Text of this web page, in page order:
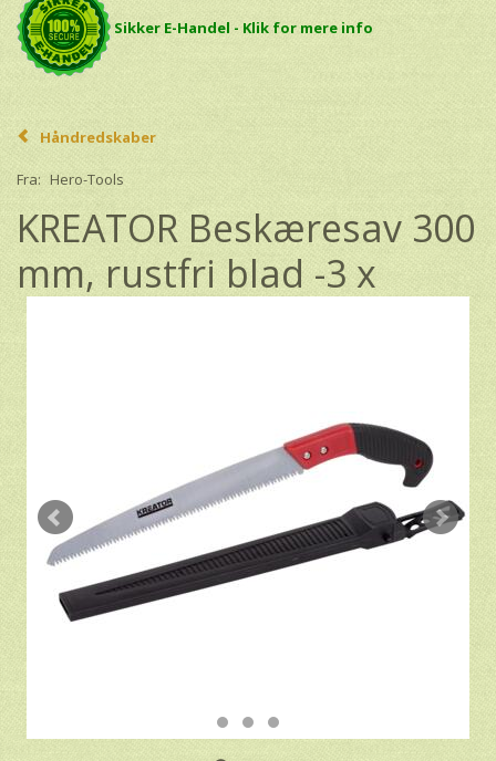
Sikker E-Handel - Klik for mere info
Håndredskaber
Fra: Hero-Tools
KREATOR Beskæresav 300
mm, rustfri blad -3 x